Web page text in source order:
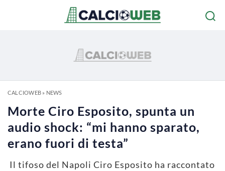
CALCIOWEB» NEWS
Morte Ciro Esposito, spunta un
audio shock: “mi hanno sparato,
erano fuori di testa”
Il tifoso del Napoli Ciro Esposito ha raccontato